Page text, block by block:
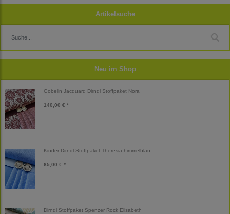
Artikelsuche
Neu im Shop
Gobelin Jacquard Dirndl Stoffpaket Nora
140,00 € *
Kinder Dirndl Stoffpaket Theresia himmelblau
65,00 € *
Dirndl Stoffpaket Spenzer Rock Elisabeth